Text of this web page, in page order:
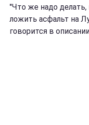
"Что же надо делать,
ложить асфальт на
говорится в